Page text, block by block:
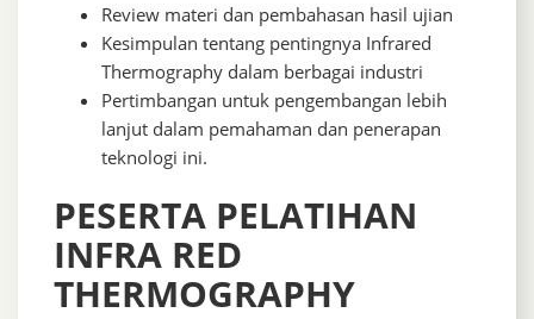
Review materi dan pembahasan hasil ujian
Kesimpulan tentang pentingnya Infrared
Thermography dalam berbagai industri
Pertimbangan untuk pengembangan lebih
lanjut dalam pemahaman dan penerapan
teknologi ini.
PESERTA PELATIHAN
INFRA RED
THERMOGRAPHY